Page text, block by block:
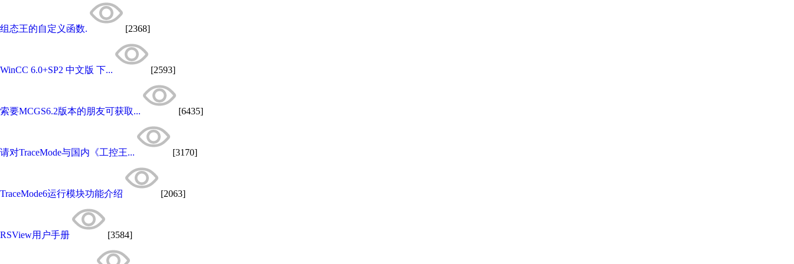
组态王的自定义函数. [2368]
WinCC 6.0+SP2 中文版 下... [2593]
索要MCGS6.2版本的朋友可获取... [6435]
请对TraceMode与国内《工控王... [3170]
TraceMode6运行模块功能介绍 [2063]
RSView用户手册 [3584]